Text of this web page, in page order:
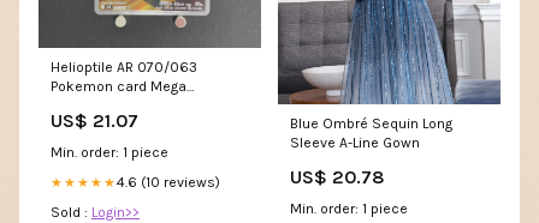
Helioptile AR 070/063
Pokemon card Mega
JariseStore
US$ 21.07
Min. order: 1 piece
★★★★★4.6 (10 reviews)
Sold : Login>>
Blue Ombré Sequin Long
Sleeve A-Line Gown
US$ 20.78
Min. order: 1 piece